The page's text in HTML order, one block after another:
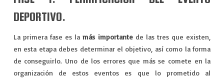
DEPORTIVO.
La primera fase es lamás importantede las tres que existen,
en esta etapa debes determinar el objetivo, así como la forma
de conseguirlo. Uno de los errores que más se comete en la
organización de estos eventos es que lo prometido al